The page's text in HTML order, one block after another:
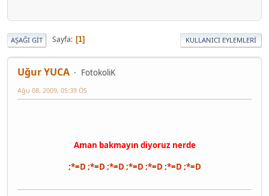
AŞAĞI GIT Sayfa 1 KULLANICI EYLEMLERI
Uğur YUCA FotokoliK
Ağu 08, 2009, 05:39 ÖS
Aman bakmayın diyoruz nerde
;*=D ;*=D ;*=D ;*=D ;*=D ;*=D ;*=D